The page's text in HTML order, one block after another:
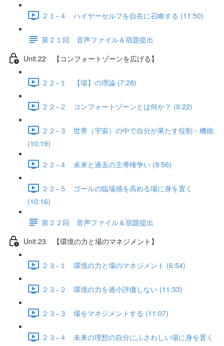
２１−４ ハイヤーセルフを自在に召喚する (11:50)
第２１回 音声ファイル＆宿題提出
Unit.22 【コンフォートゾーンを広げる】
２２−１ 【場】の理論 (7:28)
２２−２ コンフォートゾーンとは何か？ (9:22)
２２−３ 世界（宇宙）の中で自分が果たす役割・機能
(10:19)
２２−４ 未来と過去の主導権争い (9:56)
２２−５ ゴールの臨場感を高める場に身を置く
(10:16)
第２２回 音声ファイル＆宿題提出
Unit.23 【環境の力と場のマネジメント】
２３−１ 環境の力と場のマネジメント (6:54)
２３−２ 環境の力を過小評価しない (11:33)
２３−３ 場をマネジメントする (11:07)
２３−４ 未来の理想の自分にふさわしい場に身を置く